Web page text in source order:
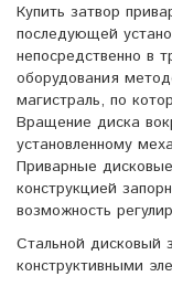
Купить затвор
последующей
непосредственно в
оборудования
магистраль, по
Вращение диска
установленному
Приварные
конструкцией
возможность
Стальной дисковый
конструктивными